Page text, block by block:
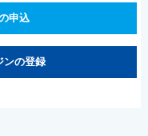
申込
ンの登録